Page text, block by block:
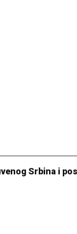
Srbina i